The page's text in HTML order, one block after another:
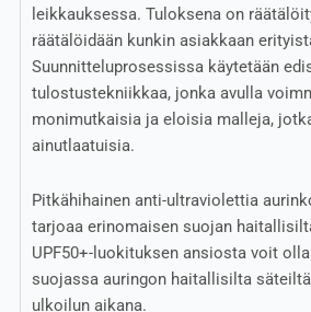
leikkauksessa. Tuloksena on
räätälöidään kunkin asiakkaan
Suunnitteluprosessissa käytetään
tulostustekniikkaa, jonka avulla
monimutkaisia ja eloisia malleja,
ainutlaatuisia.
Pitkähihainen anti-ultraviolettia
tarjoaa erinomaisen suojan
UPF50+-luokituksen ansiosta voit
suojassa auringon haitallisilta
ulkoilun aikana.